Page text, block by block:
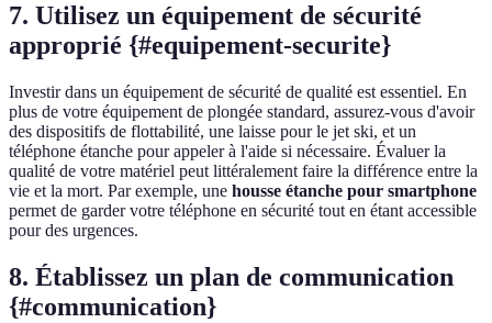
7. Utilisez un équipement de sécurité
approprié {#equipement-securite}
Investir dans un équipement de sécurité de qualité est essentiel. En
plus de votre équipement de plongée standard, assurez-vous d'avoir
des dispositifs de flottabilité, une laisse pour le jet ski, et un
téléphone étanche pour appeler à l'aide si nécessaire. Évaluer la
qualité de votre matériel peut littéralement faire la différence entre la
vie et la mort. Par exemple, une housse étanche pour smartphone
permet de garder votre téléphone en sécurité tout en étant accessible
pour des urgences.
8. Établissez un plan de communication
{#communication}